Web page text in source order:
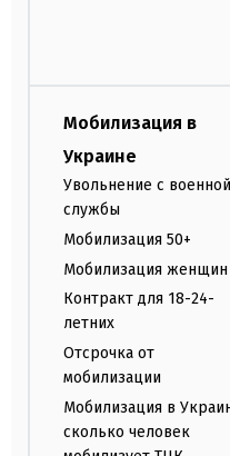
Мобилизация в
Украине
Увольнение с военной
службы
Мобилизация 50+
Мобилизация женщин
Контракт для 18-24-
летних
Отсрочка от
мобилизации
Мобилизация в
сколько человек